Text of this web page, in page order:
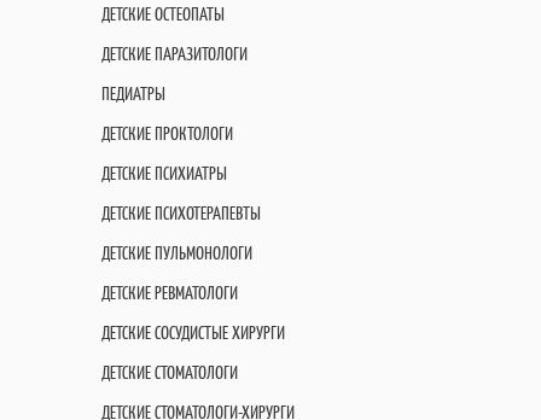
ДЕТСКИЕ ОСТЕОПАТЫ
ДЕТСКИЕ ПАРАЗИТОЛОГИ
ПЕДИАТРЫ
ДЕТСКИЕ ПРОКТОЛОГИ
ДЕТСКИЕ ПСИХИАТРЫ
ДЕТСКИЕ ПСИХОТЕРАПЕВТЫ
ДЕТСКИЕ ПУЛЬМОНОЛОГИ
ДЕТСКИЕ РЕВМАТОЛОГИ
ДЕТСКИЕ СОСУДИСТЫЕ ХИРУРГИ
ДЕТСКИЕ СТОМАТОЛОГИ
ДЕТСКИЕ СТОМАТОЛОГИ-ХИРУРГИ